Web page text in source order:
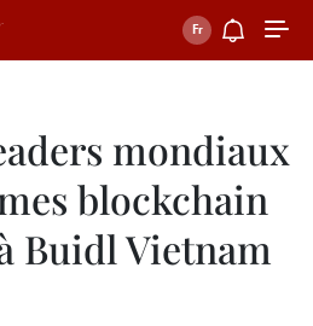
mondiaux
blockchain
Buidl Vietnam